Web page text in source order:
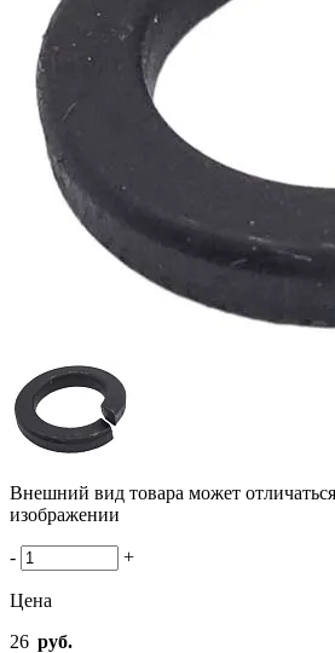
Внешний вид товара может
изображении
- +
Цена
26 руб.